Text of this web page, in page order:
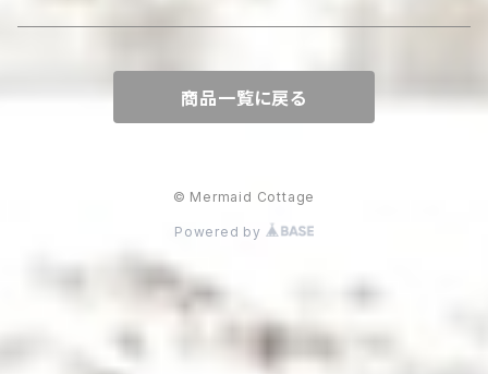
商品一覧に戻る
© Mermaid Cottage
Powered by